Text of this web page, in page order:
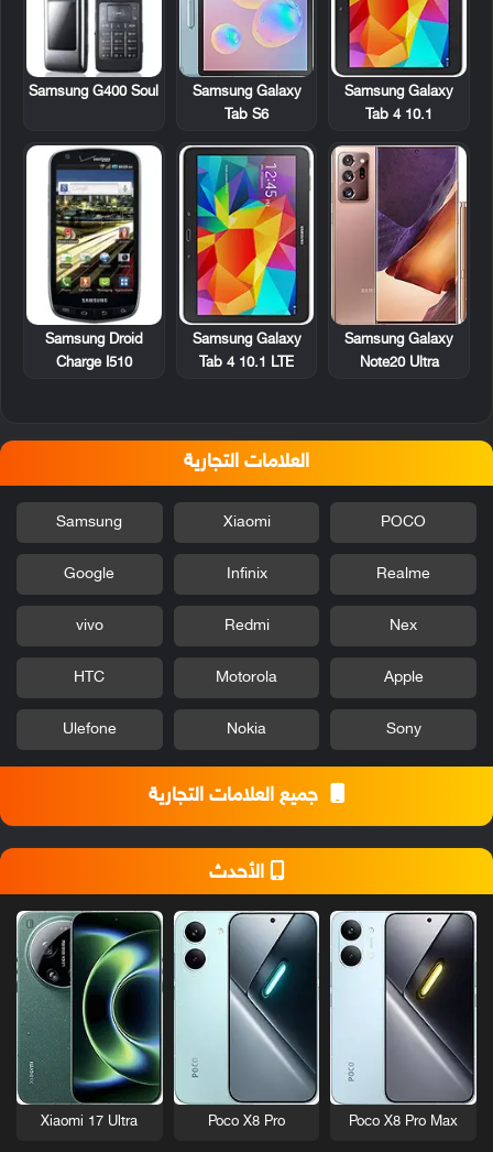
Samsung Galaxy
Tab 4 10.1
Samsung Galaxy
Tab S6
Samsung G400 Soul
Samsung Galaxy
Note20 Ultra
Samsung Galaxy
Tab 4 10.1 LTE
Samsung Droid
Charge I510
العلامات التجارية
POCO
Xiaomi
Samsung
Realme
Infinix
Google
Nex
Redmi
vivo
Apple
Motorola
HTC
Sony
Nokia
Ulefone
جميع العلامات التجارية
الأحدث
Poco X8 Pro Max
Poco X8 Pro
Xiaomi 17 Ultra